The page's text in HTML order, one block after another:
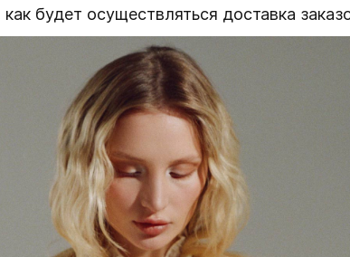
будет осуществляться доставка